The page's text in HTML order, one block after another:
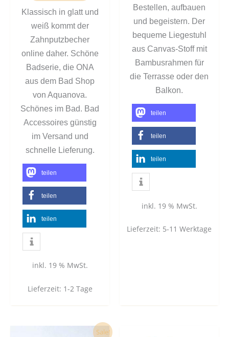
Klassisch in glatt und
weiß kommt der
Zahnputzbecher
online daher. Schöne
Badserie, die ONA
aus dem Bad Shop
von Aquanova.
Schönes im Bad. Bad
Accessoires günstig
im Versand und
schnelle Lieferung.
teilen
teilen
teilen
inkl. 19 % MwSt.
Lieferzeit: 1-2 Tage
Bestellen, aufbauen
und begeistern. Der
bequeme Liegestuhl
aus Canvas-Stoff mit
Bambusrahmen für
die Terrasse oder den
Balkon.
teilen
teilen
teilen
inkl. 19 % MwSt.
Lieferzeit: 5-11 Werktage
Sale!
Dieses